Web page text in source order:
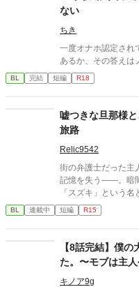
ない
ちき
一度オナホ認定され
あるか、その答えは
BL 完結 短編 R18
嘘つきな旦那様
旅路
Relic9542
街の弁護士だった主
記憶を失う――。暗
「スズキ」という
えるスズキを抱きし
夫だ。お前は事故に
身的な優しさに溺
していく。 「世界中を回ろう。二人きりで」 カンダに誘われ、逃
げるように世界を旅
終着点に、どんな絶
BL 連載中 短編 R15
【8話完結】僕
た。〜モブは主
れます〜
キノア9g